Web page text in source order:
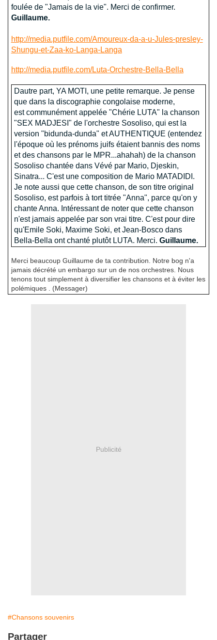
foulée de "Jamais de la vie". Merci de confirmer.
Guillaume.
http://media.putfile.com/Amoureux-da-a-u-Jules-presley-
Shungu-et-Zaa-ko-Langa-Langa
http://media.putfile.com/Luta-Orchestre-Bella-Bella
Dautre part, YA MOTI, une petite remarque. Je pense
que dans la discographie congolaise moderne,
est communément appelée "Chérie LUTA" la chanson
"SEX MADJESI" de l'orchestre Sosoliso, qui est la
version "bidunda-dunda" et AUTHENTIQUE (entendez
l'époque où les prénoms juifs étaient bannis des noms
et des chansons par le MPR...ahahah) de la chanson
Sosoliso chantée dans Vévé par Mario, Djeskin,
Sinatra... C'est une composition de Mario MATADIDI.
Je note aussi que cette chanson, de son titre original
Sosoliso, est parfois à tort titrée "Anna", parce qu'on y
chante Anna. Intéressant de noter que cette chanson
n'est jamais appelée par son vrai titre. C'est pour dire
qu'Emile Soki, Maxime Soki, et Jean-Bosco dans
Bella-Bella ont chanté plutôt LUTA. Merci. Guillaume.
Merci beaucoup Guillaume de ta contribution. Notre bog n'a
jamais décrété un embargo sur un de nos orchestres. Nous
tenons tout simplement à diversifier les chansons et à éviter les
polémiques . (Messager)
Publicité
#Chansons souvenirs
Partager